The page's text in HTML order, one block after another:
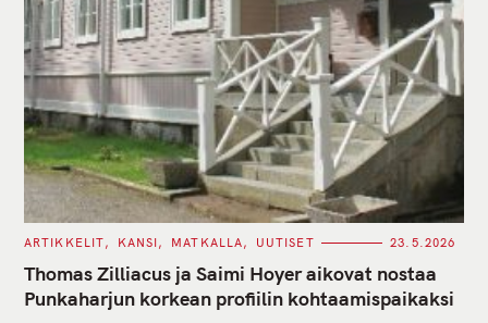
C
T
E
G
O
ARTIKKELIT KANSI MATKALLA UUTISET 23.5.2026
Thomas Zilliacus ja Saimi Hoyer aikovat nostaa
Punkaharjun korkean profiilin kohtaamispaikaksi